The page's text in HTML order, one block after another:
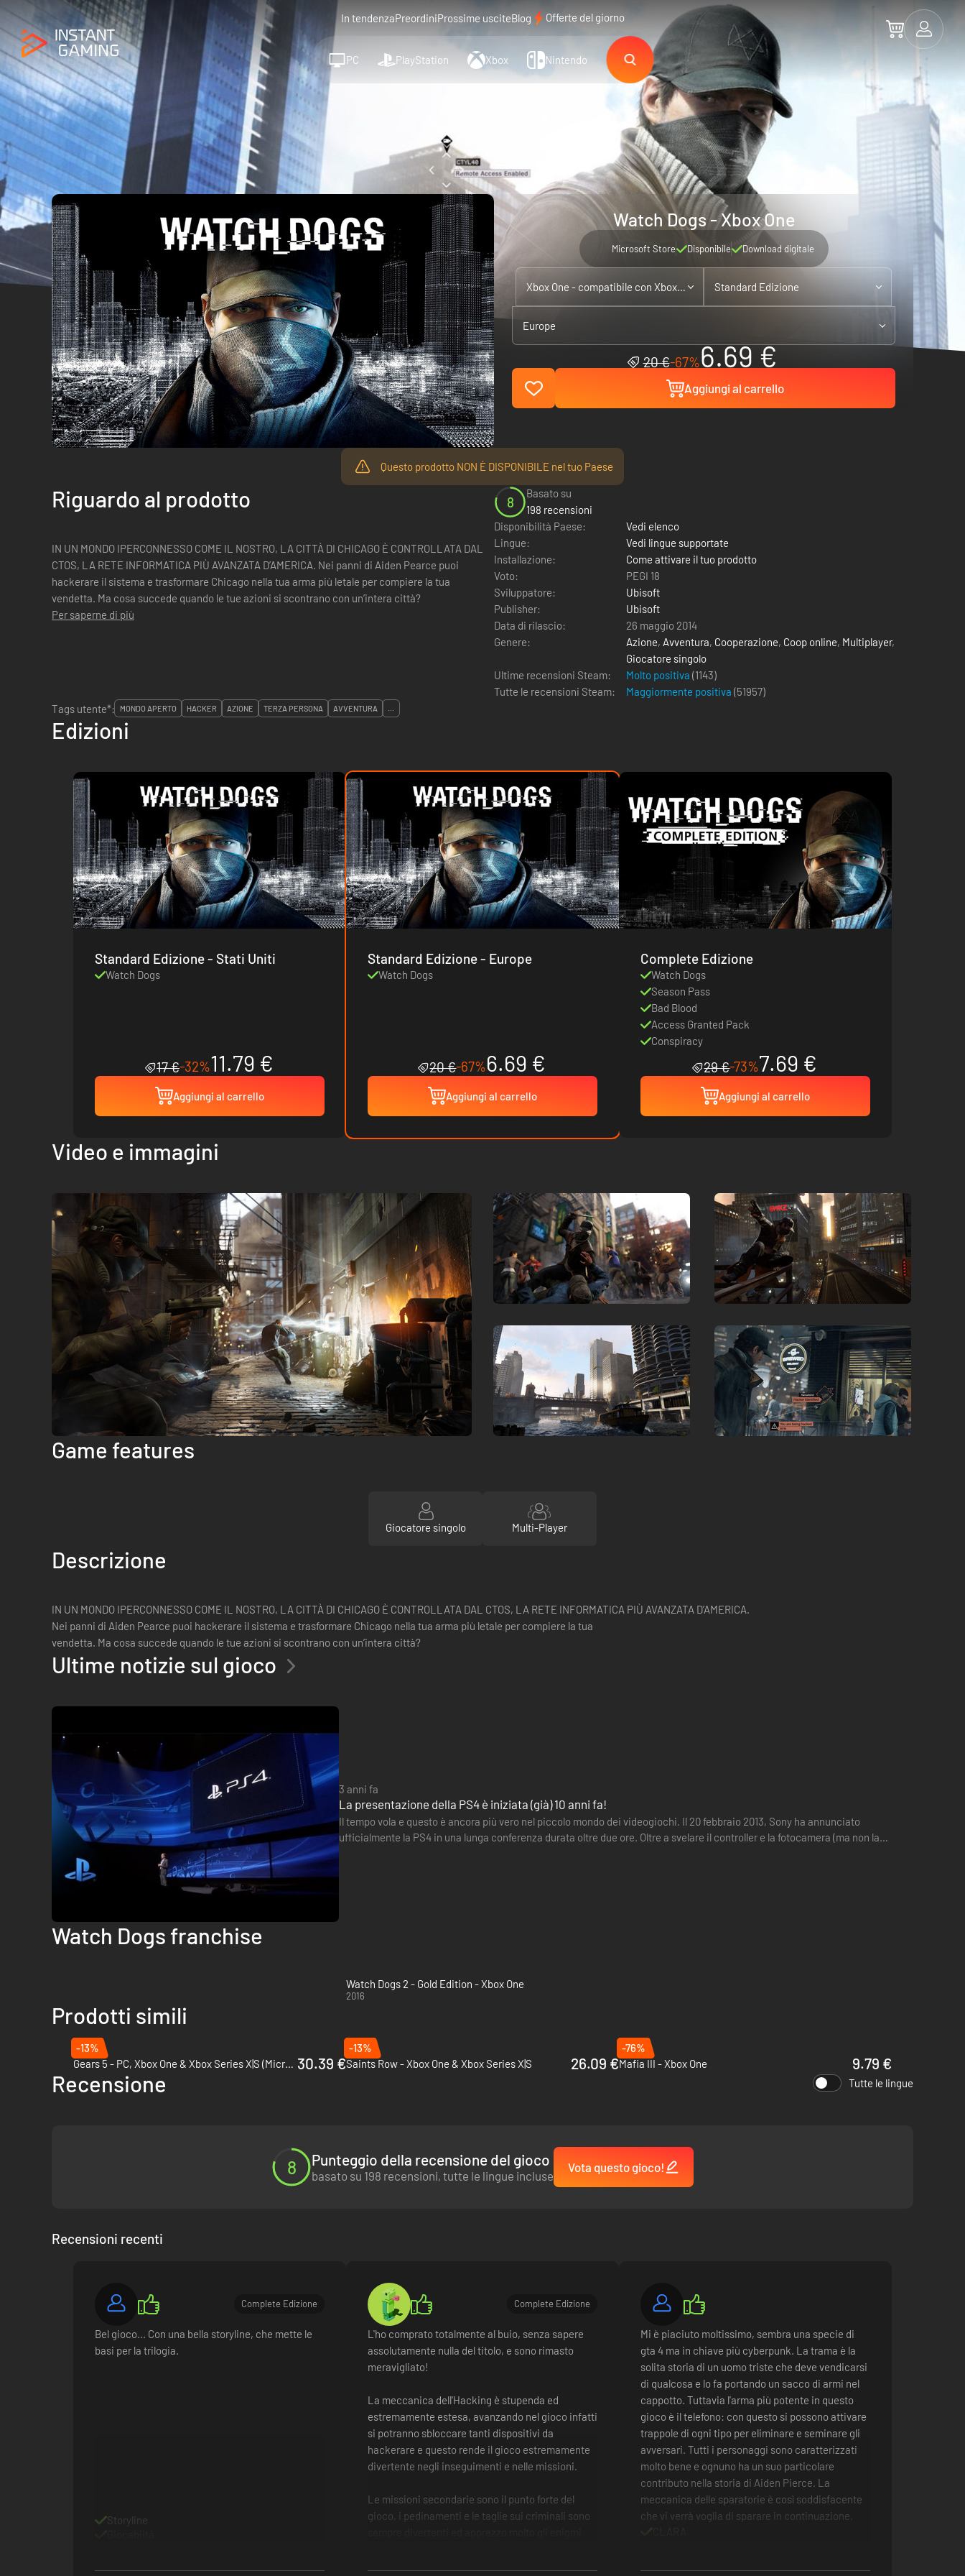
In tendenzaPreordiniProssime usciteBlog Offerte del giorno
PC PlayStation Xbox Nintendo
Watch Dogs - Xbox One
Microsoft Store Disponibile Download digitale
Xbox One - compatibile con Xbox Series X|S Standard Edizione
Europe
20 €-67%6.69 €
Aggiungi al carrello
Questo prodotto NON È DISPONIBILE nel tuo Paese
Riguardo al prodotto
IN UN MONDO IPERCONNESSO COME IL NOSTRO, LA CITTÀ DI CHICAGO È CONTROLLATA DAL
CTOS, LA RETE INFORMATICA PIÙ AVANZATA D’AMERICA. Nei panni di Aiden Pearce puoi
hackerare il sistema e trasformare Chicago nella tua arma più letale per compiere la tua
vendetta. Ma cosa succede quando le tue azioni si scontrano con un’intera città?
Per saperne di più
8
Basato su
198 recensioni
Disponibilità Paese:
Vedi elenco
Lingue:
Vedi lingue supportate
Installazione:
Come attivare il tuo prodotto
Voto:
PEGI 18
Sviluppatore:
Ubisoft
Publisher:
Ubisoft
Data di rilascio:
26 maggio 2014
Genere:
Azione, Avventura, Cooperazione, Coop online, Multiplayer,
Giocatore singolo
Ultime recensioni Steam:
Molto positiva (1143)
Tutte le recensioni Steam:
Maggiormente positiva (51957)
Tags utente*:
MONDO APERTO HACKER AZIONE TERZA PERSONA AVVENTURA ...
Edizioni
Standard Edizione - Stati Uniti
Watch Dogs
17 €-32%11.79 €
Aggiungi al carrello
Standard Edizione - Europe
Watch Dogs
20 €-67%6.69 €
Aggiungi al carrello
Complete Edizione
Watch Dogs
Season Pass
Bad Blood
Access Granted Pack
Conspiracy
29 €-73%7.69 €
Aggiungi al carrello
Video e immagini
Game features
Giocatore singolo Multi-Player
Descrizione
IN UN MONDO IPERCONNESSO COME IL NOSTRO, LA CITTÀ DI CHICAGO È CONTROLLATA DAL CTOS, LA RETE INFORMATICA PIÙ AVANZATA D’AMERICA.
Nei panni di Aiden Pearce puoi hackerare il sistema e trasformare Chicago nella tua arma più letale per compiere la tua
vendetta. Ma cosa succede quando le tue azioni si scontrano con un’intera città?
Ultime notizie sul gioco
3 anni fa
La presentazione della PS4 è iniziata (già) 10 anni fa!
Il tempo vola e questo è ancora più vero nel piccolo mondo dei videogiochi. Il 20 febbraio 2013, Sony ha annunciato
ufficialmente la PS4 in una lunga conferenza durata oltre due ore. Oltre a svelare il controller e la fotocamera (ma non la
Watch Dogs franchise
Watch Dogs 2 - Gold Edition - Xbox One
2016
Prodotti simili
-13%
Gears 5 - PC, Xbox One & Xbox Series X|S (Microsoft Store) 30.39 €
-13%
Saints Row - Xbox One & Xbox Series X|S
26.09 €
-76%
Mafia III - Xbox One
9.79 €
Recensione Tutte le lingue
8 Punteggio della recensione del gioco
basato su 198 recensioni, tutte le lingue incluse
Vota questo gioco!
Recensioni recenti
Complete Edizione
Bel gioco... Con una bella storyline, che mette le
basi per la trilogia.
Storyline
Complete Edizione
L'ho comprato totalmente al buio, senza sapere
assolutamente nulla del titolo, e sono rimasto
meravigliato!
La meccanica dell'Hacking è stupenda ed
estremamente estesa, avanzando nel gioco infatti
si potranno sbloccare tanti dispositivi da
hackerare e questo rende il gioco estremamente
divertente negli inseguimenti e nelle missioni.
Le missioni secondarie sono il punto forte del
gioco, i pedinamenti e le taglie sui criminali sono
Mi è piaciuto moltissimo, sembra una specie di
gta 4 ma in chiave più cyberpunk. La trama è la
solita storia di un uomo triste che deve vendicarsi
di qualcosa e lo fa portando un sacco di armi nel
cappotto. Tuttavia l'arma più potente in questo
gioco è il telefono: con questo si possono attivare
trappole di ogni tipo per eliminare e seminare gli
avversari. Tutti i personaggi sono caratterizzati
molto bene e ognuno ha un suo particolare
contributo nella storia di Aiden Pierce. La
meccanica delle sparatorie è così soddisfacente
che vi verrà voglia di sparare in continuazione.
CLARA